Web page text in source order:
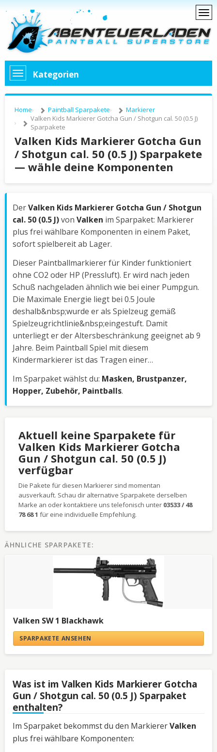
Kategorien
Home Paintball Sparpakete
Markierer
Valken Kids Markierer Gotcha Gun / Shotgun cal. 50 (0.5 J)
Sparpakete
Valken Kids Markierer Gotcha Gun
/ Shotgun cal. 50 (0.5 J) Sparpakete
— wähle deine Komponenten
DerValken Kids Markierer Gotcha Gun / Shotgun
cal. 50 (0.5 J)von Valken im Sparpaket: Markierer
plus frei wählbare Komponenten in einem Paket,
sofort spielbereit ab Lager.
Dieser Paintballmarkierer für Kinder funktioniert
ohne CO2 oder HP (Pressluft). Er wird nach jeden
Schuß nachgeladen ähnlich wie bei einer Pumpgun.
Die Maximale Energie liegt bei 0.5 Joule
deshalb&nbsp;wurde er als Spielzeug gemäß
Spielzeugrichtlinie&nbsp;eingestuft. Damit
unterliegt er der Altersbeschränkung geeignet ab 9
Jahre. Beim Paintball Spiel mit diesem
Kindermarkierer ist das Tragen einer…
Im Sparpaket wählst du: Masken, Brustpanzer,
Hopper, Zubehör, Paintballs.
Aktuell keine Sparpakete für
Valken Kids Markierer Gotcha
Gun / Shotgun cal. 50 (0.5 J)
verfügbar
Die Pakete für diesen Markierer sind momentan
ausverkauft. Schau dir alternative Sparpakete derselben
Marke an oder kontaktiere uns telefonisch unter 03533 / 48
78 68 1 für eine individuelle Empfehlung.
ÄHNLICHE SPARPAKETE:
Valken SW 1 Blackhawk
SPARPAKETE ANSEHEN
Was ist im Valken Kids Markierer Gotcha
Gun / Shotgun cal. 50 (0.5 J) Sparpaket
enthalten?
Im Sparpaket bekommst du den MarkiererValken
plus frei wählbare Komponenten: